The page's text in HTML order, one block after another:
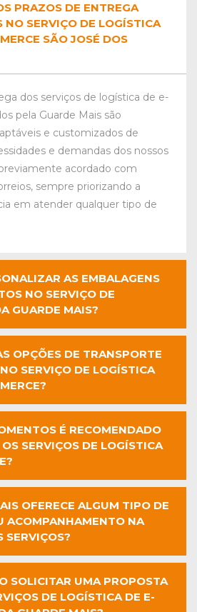
PRAZOS DE ENTREGA
NO SERVIÇO DE LOGÍSTICA
SÃO JOSÉ DOS
dos serviços de logística de e-
pela Guarde Mais são
e customizados de
e demandas dos nossos
acordado com
sempre priorizando a
em atender qualquer tipo de
AS EMBALAGENS
NO SERVIÇO DE
GUARDE MAIS?
OPÇÕES DE TRANSPORTE
SERVIÇO DE LOGÍSTICA
É RECOMENDADO
SERVIÇOS DE LOGÍSTICA
OFERECE ALGUM TIPO DE
ACOMPANHAMENTO NA
SERVIÇOS?
SOLICITAR UMA PROPOSTA
DE LOGÍSTICA DE E-